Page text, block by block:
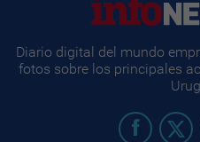
Diario digital del mundo
fotos sobre los principales